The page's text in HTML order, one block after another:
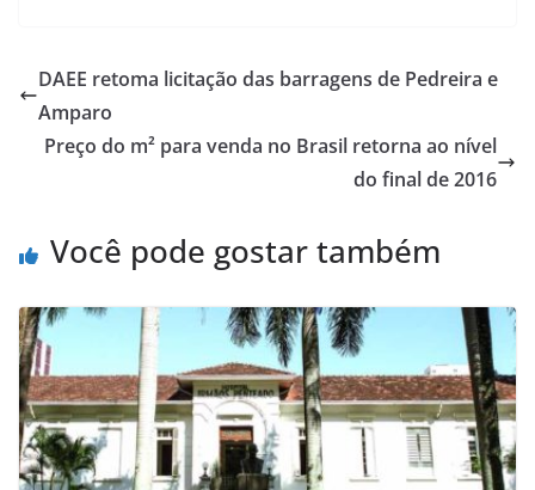
DAEE retoma licitação das barragens de Pedreira e
Amparo
Preço do m² para venda no Brasil retorna ao nível
do final de 2016
Você pode gostar também